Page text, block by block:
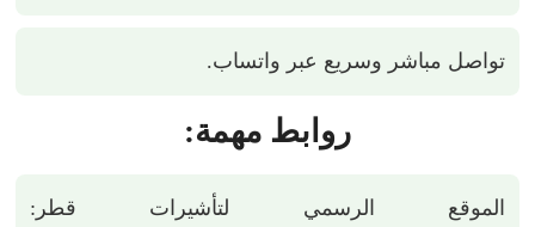
تواصل مباشر وسريع عبر واتساب.
روابط مهمة:
الموقع الرسمي لتأشيرات قطر: